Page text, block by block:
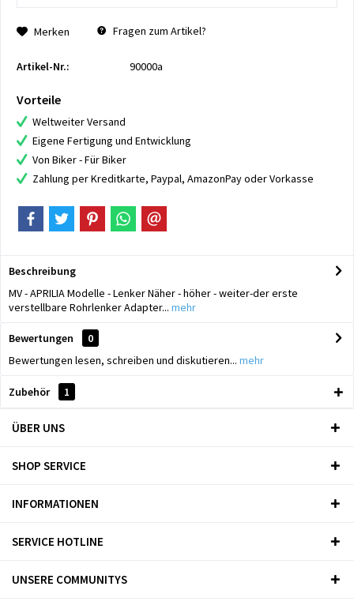
Merken Fragen zum Artikel?
Artikel-Nr.: 90000a
Vorteile
Weltweiter Versand
Eigene Fertigung und Entwicklung
Von Biker - Für Biker
Zahlung per Kreditkarte, Paypal, AmazonPay oder Vorkasse
Beschreibung
MV - APRILIA Modelle - Lenker Näher - höher - weiter-der erste
verstellbare Rohrlenker Adapter... mehr
Bewertungen
0
Bewertungen lesen, schreiben und diskutieren... mehr
Zubehör 1
ÜBER UNS
SHOP SERVICE
INFORMATIONEN
SERVICE HOTLINE
UNSERE COMMUNITYS